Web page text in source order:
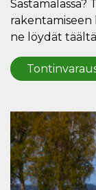
ne löydät